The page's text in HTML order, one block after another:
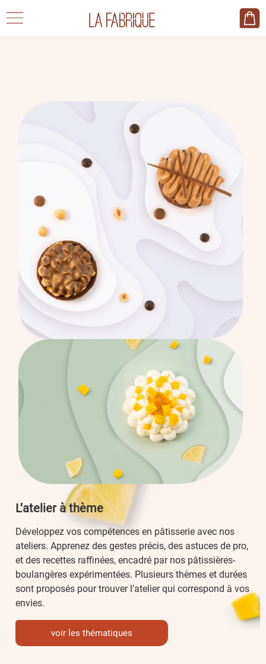
L’atelier à thème
Développez vos compétences en pâtisserie avec nos
ateliers. Apprenez des gestes précis, des astuces de pro,
et des recettes raffinées, encadré par nos pâtissières-
boulangères expérimentées. Plusieurs thèmes et durées
sont proposés pour trouver l’atelier qui correspond à vos
envies.
voir les thématiques